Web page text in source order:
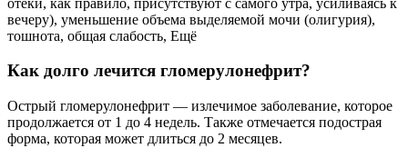
вечеру), уменьшение объема выделяемой мочи (олигурия),
тошнота, общая слабость, Ещё
Как долго лечится гломерулонефрит?
Острый гломерулонефрит — излечимое заболевание, которое
продолжается от 1 до 4 недель. Также отмечается подострая
форма, которая может длиться до 2 месяцев.